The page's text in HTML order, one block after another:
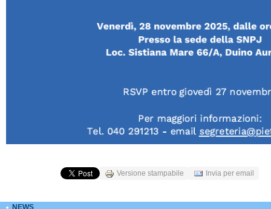
Versione stampabile Invia per email
NEWS